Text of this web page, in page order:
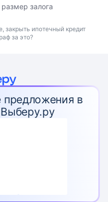
залога
закрыть ипотечный кредит
за это?
предложения в